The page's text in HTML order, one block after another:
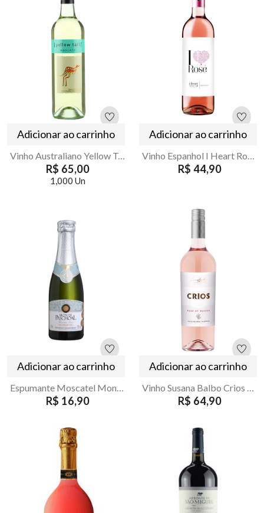
Adicionar ao carrinho
Vinho Australiano Yellow Tail Moscato Branco 750ml
R$ 65,00
1,000 Un
Adicionar ao carrinho
R$ 44,90
Adicionar ao carrinho
Espumante Moscatel Monte Paschoal Baby 187ml
R$ 16,90
Adicionar ao carrinho
Vinho Susana Balbo Crios Rose Malbec 750ml
R$ 64,90